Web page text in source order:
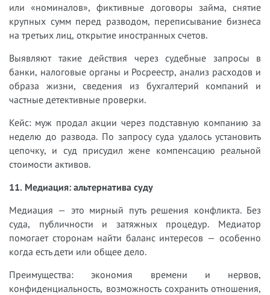
или «номиналов», фиктивные договоры займа, снятие
крупных сумм перед разводом, переписывание бизнеса
на третьих лиц, открытие иностранных счетов.
Выявляют такие действия через судебные запросы в
банки, налоговые органы и Росреестр, анализ расходов и
образа жизни, сведения из бухгалтерий компаний и
частные детективные проверки.
Кейс: муж продал акции через подставную компанию за
неделю до развода. По запросу суда удалось установить
цепочку, и суд присудил жене компенсацию реальной
стоимости активов.
11. Медиация: альтернатива суду
Медиация — это мирный путь решения конфликта. Без
суда, публичности и затяжных процедур. Медиатор
помогает сторонам найти баланс интересов — особенно
когда есть дети или общее дело.
Преимущества: экономия времени и нервов,
конфиденциальность, возможность сохранить отношения,